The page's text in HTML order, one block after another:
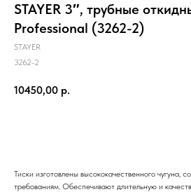
STAYER 3″, трубные
Professional (3262-2)
STAYER
3262-2
10450,00 р.
Тиски изготовлены высококачественного чугуна,
требованиям. Обеспечивают длительную и